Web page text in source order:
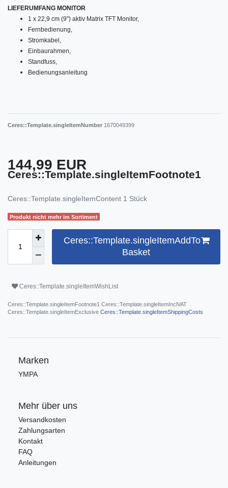
LIEFERUMFANG MONITOR
1 x 22,9 cm (9") aktiv Matrix TFT Monitor,
Fernbedienung,
Stromkabel,
Einbaurahmen,
Standfuss,
Bedienungsanleitung
Ceres::Template.singleItemNumber 1670049399
144,99 EUR
Ceres::Template.singleItemFootnote1
Ceres::Template.singleItemContent 1 Stück
Produkt nicht mehr im Sortiment
Ceres::Template.singleItemAddTo
Basket
Ceres::Template.singleItemWishList
Ceres::Template.singleItemFootnote1 Ceres::Template.singleItemInclVAT
Ceres::Template.singleItemExclusive Ceres::Template.singleItemShippingCosts
Marken
YMPA
Mehr über uns
Versandkosten
Zahlungsarten
Kontakt
FAQ
Anleitungen